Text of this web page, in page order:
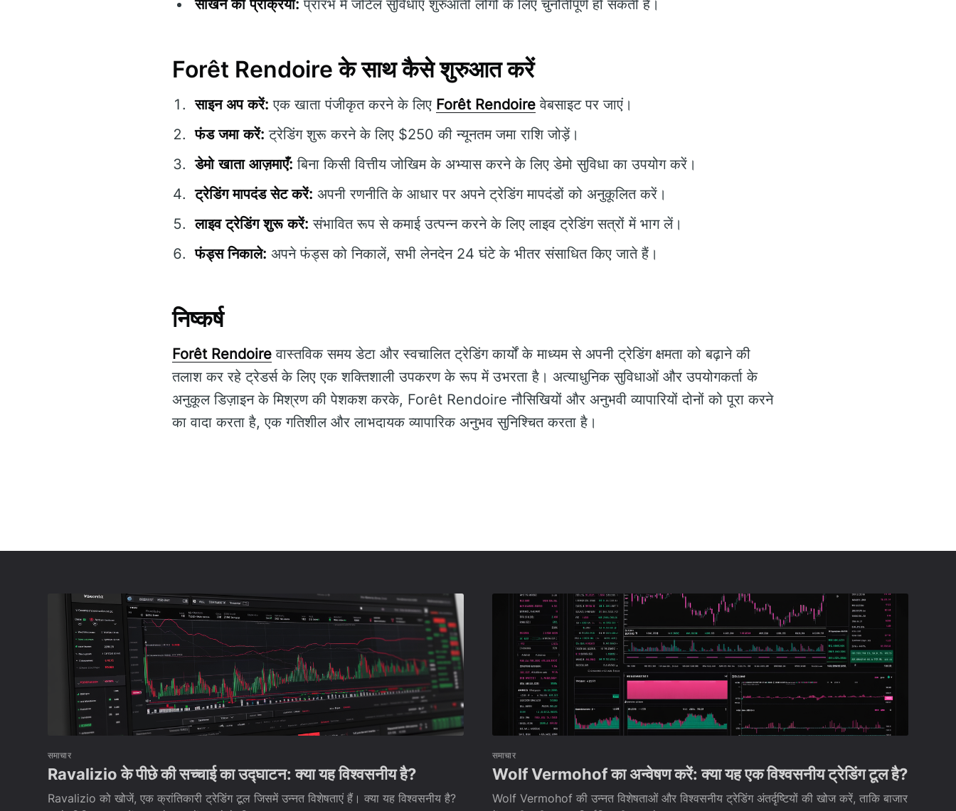
सीखने की प्रक्रिया: प्रारंभ में जटिल सुविधाएं शुरुआती लोगों के लिए चुनौतीपूर्ण हो सकती हैं।
Forêt Rendoire के साथ कैसे शुरुआत करें
साइन अप करें: एक खाता पंजीकृत करने के लिए Forêt Rendoire वेबसाइट पर जाएं।
फंड जमा करें: ट्रेडिंग शुरू करने के लिए $250 की न्यूनतम जमा राशि जोड़ें।
डेमो खाता आज़माएँ: बिना किसी वित्तीय जोखिम के अभ्यास करने के लिए डेमो सुविधा का उपयोग करें।
ट्रेडिंग मापदंड सेट करें: अपनी रणनीति के आधार पर अपने ट्रेडिंग मापदंडों को अनुकूलित करें।
लाइव ट्रेडिंग शुरू करें: संभावित रूप से कमाई उत्पन्न करने के लिए लाइव ट्रेडिंग सत्रों में भाग लें।
फंड्स निकाले: अपने फंड्स को निकालें, सभी लेनदेन 24 घंटे के भीतर संसाधित किए जाते हैं।
निष्कर्ष
Forêt Rendoire वास्तविक समय डेटा और स्वचालित ट्रेडिंग कार्यों के माध्यम से अपनी ट्रेडिंग क्षमता को बढ़ाने की
तलाश कर रहे ट्रेडर्स के लिए एक शक्तिशाली उपकरण के रूप में उभरता है। अत्याधुनिक सुविधाओं और उपयोगकर्ता के
अनुकूल डिज़ाइन के मिश्रण की पेशकश करके, Forêt Rendoire नौसिखियों और अनुभवी व्यापारियों दोनों को पूरा करने
का वादा करता है, एक गतिशील और लाभदायक व्यापारिक अनुभव सुनिश्चित करता है।
समाचार
Ravalizio के पीछे की सच्चाई का उद्घाटन: क्या यह विश्वसनीय है?
Ravalizio को खोजें, एक क्रांतिकारी ट्रेडिंग टूल जिसमें उन्नत विशेषताएं हैं। क्या यह विश्वसनीय है?
समाचार
Wolf Vermohof का अन्वेषण करें: क्या यह एक विश्वसनीय ट्रेडिंग टूल है?
Wolf Vermohof की उन्नत विशेषताओं और विश्वसनीय ट्रेडिंग अंतर्दृष्टियों की खोज करें, ताकि बाजार